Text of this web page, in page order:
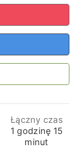
Łączny czas
1 godzina
godzinę 15
minut